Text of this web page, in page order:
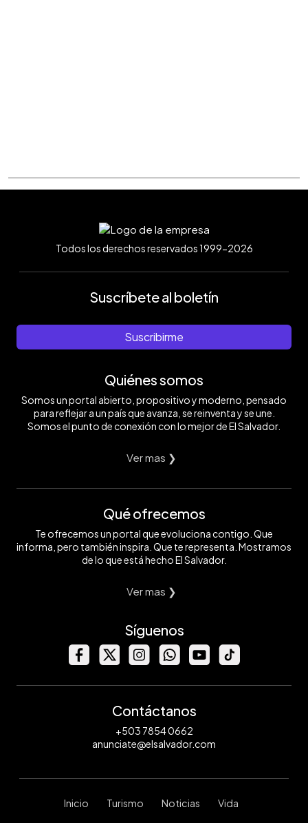
Todos los derechos reservados 1999-2026
Suscríbete al boletín
Suscribirme
Quiénes somos
Somos un portal abierto, propositivo y moderno, pensado
para reflejar a un país que avanza, se reinventa y se une.
Somos el punto de conexión con lo mejor de El Salvador.
Ver mas ❯
Qué ofrecemos
Te ofrecemos un portal que evoluciona contigo. Que
informa, pero también inspira. Que te representa. Mostramos
de lo que está hecho El Salvador.
Ver mas ❯
Síguenos
Contáctanos
+503 7854 0662
anunciate@elsalvador.com
Inicio Turismo Noticias Vida